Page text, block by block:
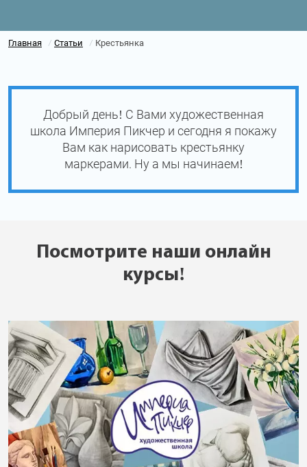
Главная / Статьи / Крестьянка
Добрый день! С Вами художественная
школа Империя Пикчер и сегодня я покажу
Вам как нарисовать крестьянку
маркерами. Ну а мы начинаем!
Посмотрите наши онлайн
курсы!